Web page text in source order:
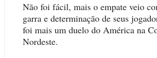
Não foi fácil, mais o empate veio
garra e determinação de seus
foi mais um duelo do América na
Nordeste.